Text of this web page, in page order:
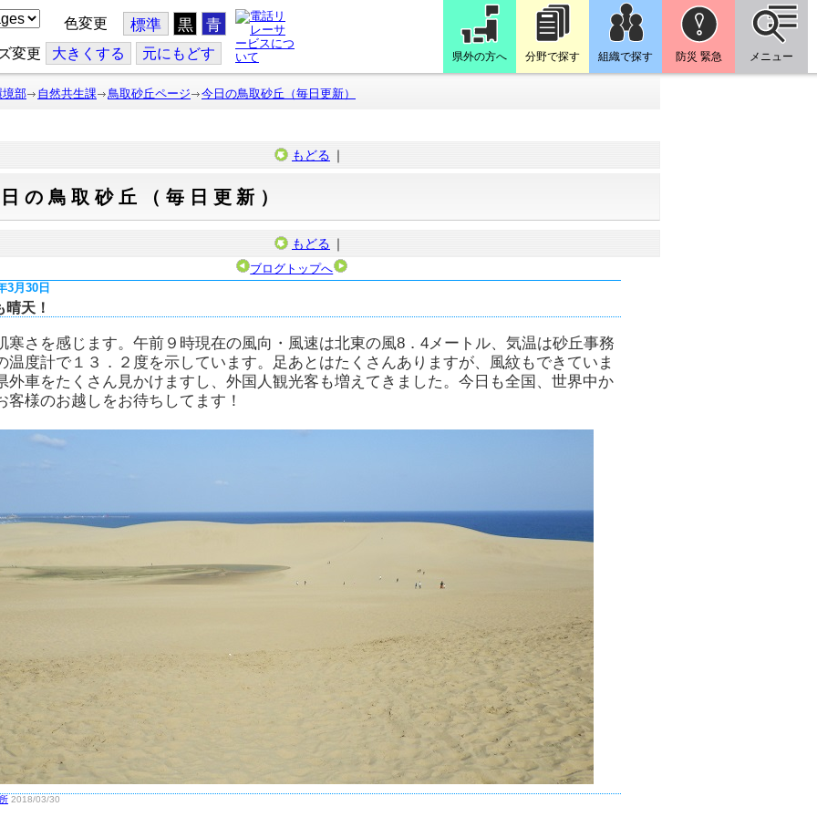
色変更 標準 黒 青
変更 大きくする 元にもどす 県外の方へ 分野で探す 組織で探す 防災 緊急 メニュー
境部 自然共生課 鳥取砂丘ページ 今日の鳥取砂丘（毎日更新）
もどる ｜
の鳥取砂丘（毎日更新）
もどる ｜
ブログトップへ
3月30日
晴天！
寒さを感じます。午前９時現在の風向・風速は北東の風8．4メートル、気温は砂丘事務
温度計で１３．２度を示しています。足あとはたくさんありますが、風紋もできていま
外車をたくさん見かけますし、外国人観光客も増えてきました。今日も全国、世界中か
客様のお越しをお待ちしてます！
2018/03/30